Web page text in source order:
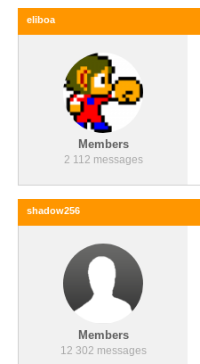
eliboa
Members
2 112 messages
shadow256
Members
12 302 messages